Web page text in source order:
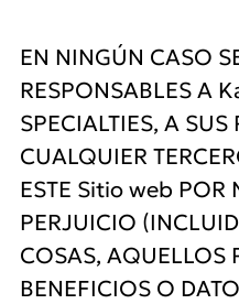
EN NINGÚN CASO
RESPONSABLES A
SPECIALTIES, A
CUALQUIER
ESTE Sitio web POR
PERJUICIO
COSAS, AQUELLOS
BENEFICIOS O